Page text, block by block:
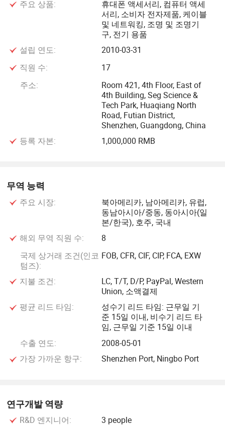
"고객 우선, 신용 우선, 서비스 우선"은 우리의 서비스 개념입
니다. 선의의 지향적 자세를 가지고, 우리는 상호 이익과 개
발을 위해 더 많은 고객과 협력할 수 있도록 우리의 지식, 기
술 및 경험을 파트너와 공유하고자 합니다. 우리는 좋은 품
한 경쟁력 있는 가격을 제공하기 위해 최선을 다할 것입니다.
우리는 비즈니스 협력을 위해 국내외 고객들을 진심으로 환
주요 상품:
휴대폰 액세서리, 컴퓨터 액세
서리, 소비자 전자제품, 케이블
및 네트워킹, 조명 및 조명기
구, 전기 용품
설립 연도:
2010-03-31
직원 수:
17
주소:
Room 421, 4th Floor, East of
4th Building, Seg Science &
Tech Park, Huaqiang North
Road, Futian District,
Shenzhen, Guangdong, China
등록 자본:
1,000,000 RMB
무역 능력
주요 시장:
북아메리카, 남아메리카, 유럽,
동남아시아/중동, 동아시아(일
본/한국), 호주, 국내
해외 무역 직원 수:
8
국제 상거래 조건(인코
텀즈):
FOB, CFR, CIF, CIP, FCA, EXW
지불 조건:
LC, T/T, D/P, PayPal, Western
Union, 소액결제
평균 리드 타임:
성수기 리드 타임: 근무일 기
준 15일 이내, 비수기 리드 타
임, 근무일 기준 15일 이내
수출 연도:
2008-05-01
가장 가까운 항구:
Shenzhen Port, Ningbo Port
연구개발 역량
R&D 엔지니어: 3 people